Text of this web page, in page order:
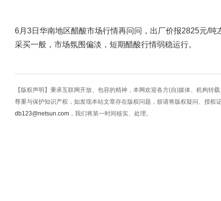
6月3日华南地区醋酸市场行情再问问，出厂价报2825元/
采买一般，市场氛围偏淡，短期醋酸行情弱稳运行。
【版权声明】秉承互联网开放、包容的精神，本网欢迎各方(自)媒体、机构转
尊重与保护知识产权，如发现本站文章存在版权问题，烦请将版权疑问、授权
db123@netsun.com ，我们将第一时间核实、处理。